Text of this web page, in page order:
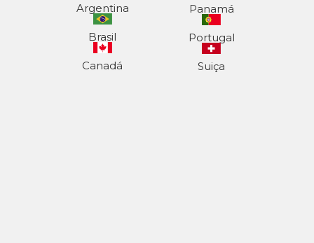
Argentina
Brasil
Canadá
Panamá
Portugal
Suiça